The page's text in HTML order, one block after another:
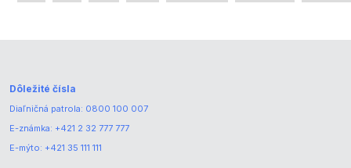
Dôležité čísla
Diaľničná patrola: 0800 100 007
E-známka: +421 2 32 777 777
E-mýto: +421 35 111 111